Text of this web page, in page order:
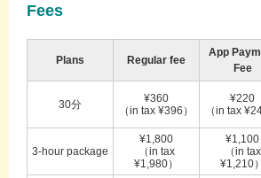
Fees
Plans Regular fee
App
Fee
30分
¥360
（in tax ¥396）
¥220
（in tax
3-hour package
¥1,800
（in tax
¥1,980）
¥1,100
（in tax
¥1,210）